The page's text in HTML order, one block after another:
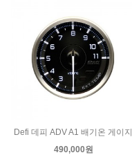
Defi 데피 ADV A1 배기온 게이지
490,000원